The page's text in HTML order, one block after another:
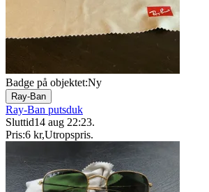
Badge på objektet:Ny
Ray-Ban
Ray-Ban putsduk
Sluttid14 aug 22:23.
Pris:6 kr,Utropspris.